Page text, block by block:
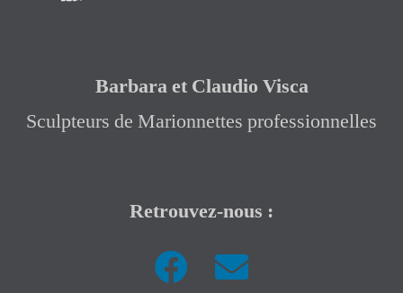
Barbara et Claudio Visca
Sculpteurs de Marionnettes professionnelles
Retrouvez-nous :